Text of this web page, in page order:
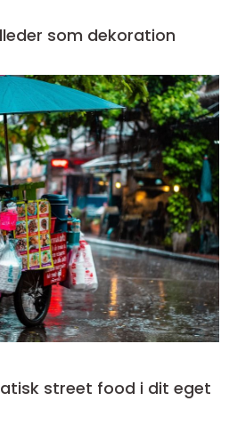
som dekoration
street food i dit eget